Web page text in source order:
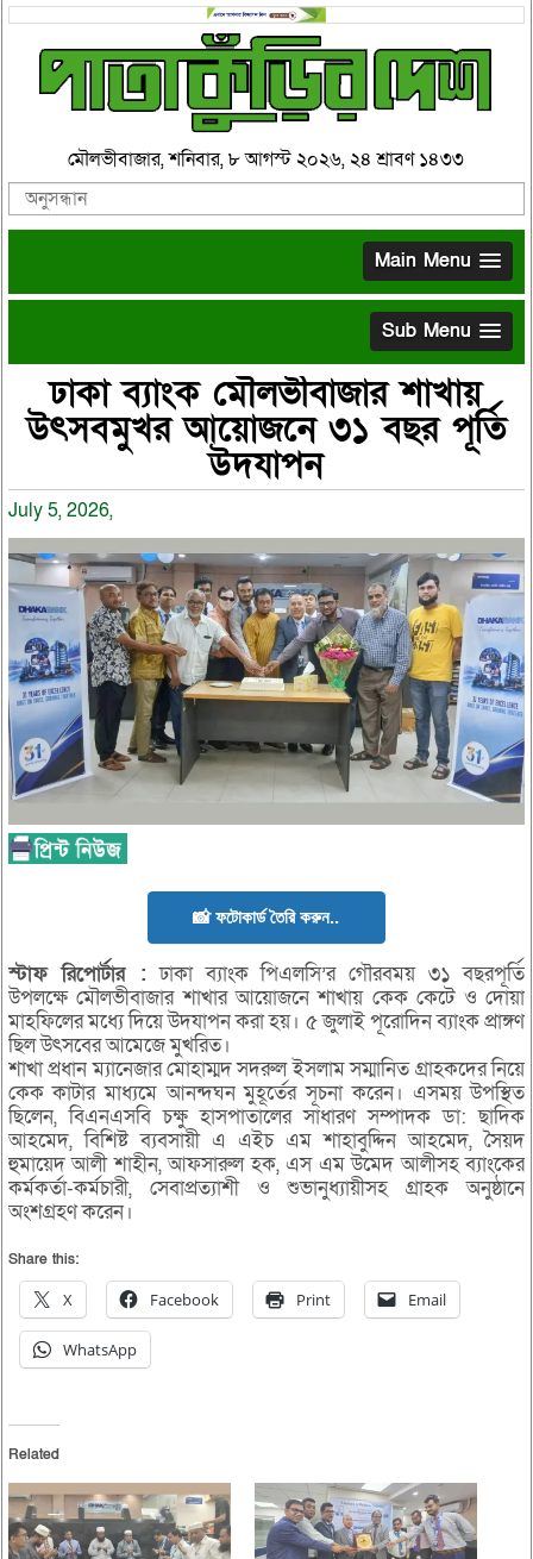
মৌলভীবাজার, শনিবার, ৮ আগস্ট ২০২৬, ২৪ শ্রাবণ ১৪৩৩
Main Menu
Sub Menu
ঢাকা ব্যাংক মৌলভীবাজার শাখায়
উৎসবমুখর আয়োজনে ৩১ বছর পূর্তি
উদযাপন
July 5, 2026,
📸 ফটোকার্ড তৈরি করুন..
স্টাফ রিপোর্টার : ঢাকা ব্যাংক পিএলসি’র গৌরবময় ৩১ বছরপূর্তি
উপলক্ষে মৌলভীবাজার শাখার আয়োজনে শাখায় কেক কেটে ও দোয়া
মাহফিলের মধ্যে দিয়ে উদযাপন করা হয়। ৫ জুলাই পূরোদিন ব্যাংক প্রাঙ্গণ
ছিল উৎসবের আমেজে মুখরিত।
শাখা প্রধান ম্যানেজার মোহাম্মদ সদরুল ইসলাম সম্মানিত গ্রাহকদের নিয়ে
কেক কাটার মাধ্যমে আনন্দঘন মুহূর্তের সূচনা করেন। এসময় উপস্থিত
ছিলেন, বিএনএসবি চক্ষু হাসপাতালের সাধারণ সম্পাদক ডা: ছাদিক
আহমেদ, বিশিষ্ট ব্যবসায়ী এ এইচ এম শাহাবুদ্দিন আহমেদ, সৈয়দ
হুমায়েদ আলী শাহীন, আফসারুল হক, এস এম উমেদ আলীসহ ব্যাংকের
কর্মকর্তা-কর্মচারী, সেবাপ্রত্যাশী ও শুভানুধ্যায়ীসহ গ্রাহক অনুষ্ঠানে
অংশগ্রহণ করেন।
Share this:
X Facebook Print Email
WhatsApp
Related